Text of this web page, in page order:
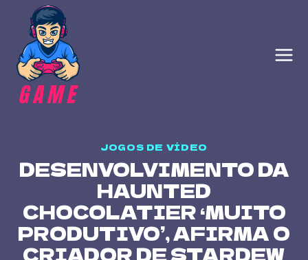
content
JOGOS DE VÍDEO
DESENVOLVIMENTO DA
HAUNTED
CHOCOLATIER ‘MUITO
PRODUTIVO’, AFIRMA O
CRIADOR DE STARDEW